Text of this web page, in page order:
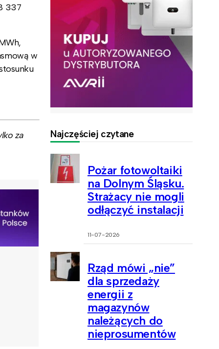
337
w
za Najczęściej czytane
Pożar fotowoltaiki
na Dolnym Śląsku.
Strażacy nie mogli
odłączyć instalacji
11-07-2026
Rząd mówi „nie”
dla sprzedaży
energii z
magazynów
należących do
nieprosumentów